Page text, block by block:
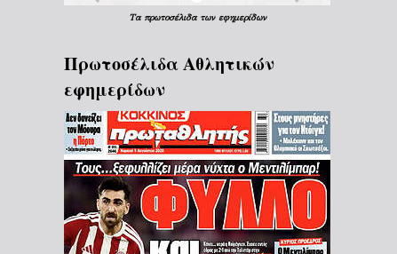
Τα πρωτοσέλιδα των εφημερίδων
Πρωτοσέλιδα Aθλητικών
εφημερίδων